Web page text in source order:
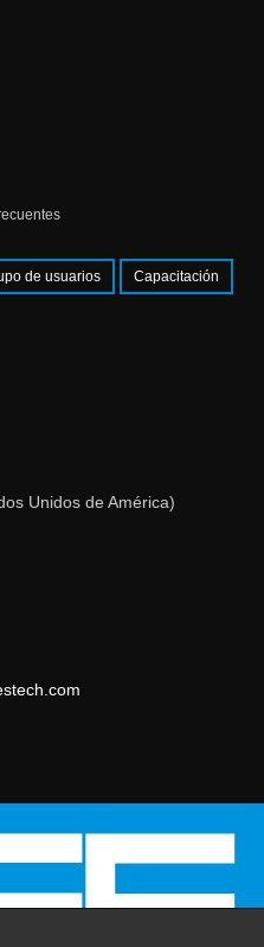
de usuarios Capacitación
Unidos de América)